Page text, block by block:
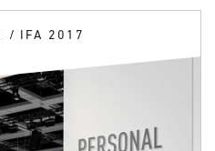
IFA 2017